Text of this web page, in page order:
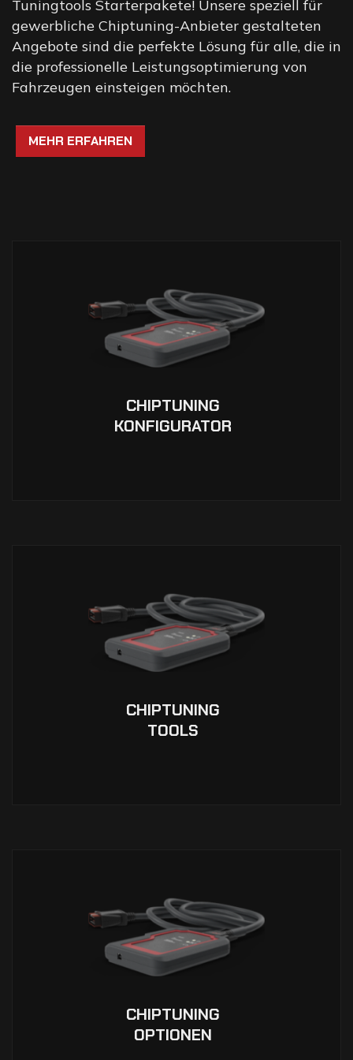
Tuningtools Starterpakete! Unsere speziell für
gewerbliche Chiptuning-Anbieter gestalteten
Angebote sind die perfekte Lösung für alle, die in
die professionelle Leistungsoptimierung von
Fahrzeugen einsteigen möchten.
MEHR ERFAHREN
CHIPTUNING
KONFIGURATOR
CHIPTUNING
TOOLS
CHIPTUNING
OPTIONEN